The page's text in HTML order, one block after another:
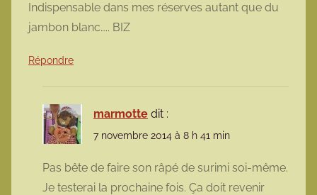
Indispensable dans mes réserves autant que du
jambon blanc….. BIZ
Répondre
marmotte dit :
7 novembre 2014 à 8 h 41 min
Pas bête de faire son râpé de surimi soi-même.
Je testerai la prochaine fois. Ça doit revenir